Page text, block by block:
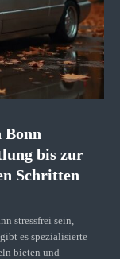
Bonn
bis zur
Schritten
stressfrei sein,
es spezialisierte
bieten und